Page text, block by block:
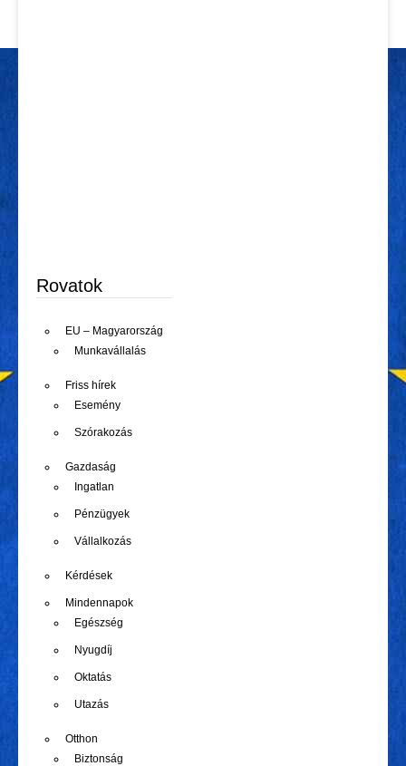
Rovatok
EU – Magyarország
Munkavállalás
Friss hírek
Esemény
Szórakozás
Gazdaság
Ingatlan
Pénzügyek
Vállalkozás
Kérdések
Mindennapok
Egészség
Nyugdíj
Oktatás
Utazás
Otthon
Biztonság